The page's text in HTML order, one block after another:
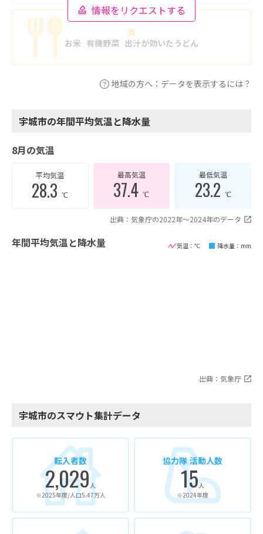
情報をリクエストする
食
お米 有機野菜 出汁が効いたうどん
地域の方へ：データを表示するには？
宇城市の年間平均気温と降水量
8月の気温
平均気温
28.3℃
最高気温
37.4℃
最低気温
23.2 ℃
出典：気象庁の2022年〜2024年のデータ
年間平均気温と降水量 気温：℃ 降水量：mm
出典：気象庁
宇城市のスマウト集計データ
転入者数
2,029人
※2025年度/人口5.47万人
協力隊 活動人数
15人
※2024年度